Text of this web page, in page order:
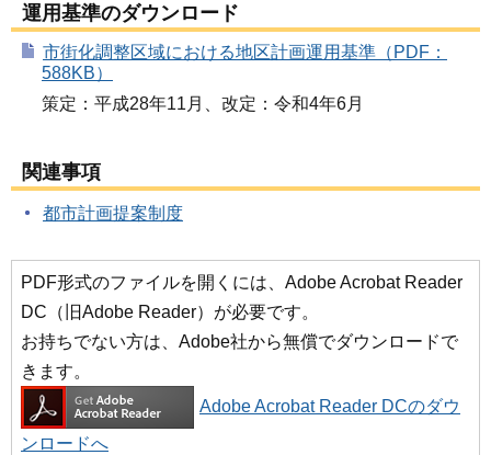
運用基準のダウンロード
市街化調整区域における地区計画運用基準（PDF：
588KB）
策定：平成28年11月、改定：令和4年6月
関連事項
都市計画提案制度
PDF形式のファイルを開くには、Adobe Acrobat Reader
DC（旧Adobe Reader）が必要です。
お持ちでない方は、Adobe社から無償でダウンロードで
きます。
Adobe Acrobat Reader DCのダウ
ンロードへ